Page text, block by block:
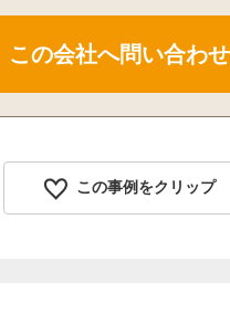
この事例をクリップ